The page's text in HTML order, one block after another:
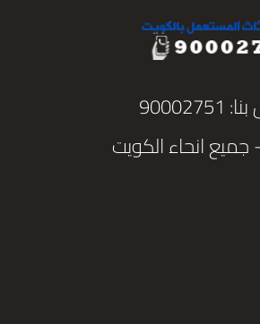
انحاء الكويت